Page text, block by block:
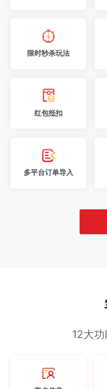
限时秒杀玩法
红包抵扣
多平台订单导入
12大